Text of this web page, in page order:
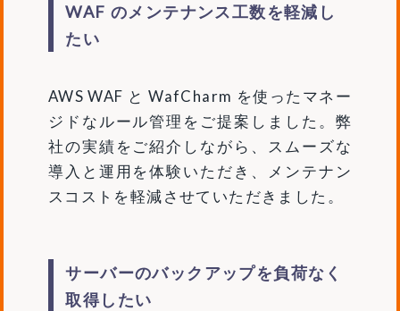
WAF のメンテナンス工数を軽減し
たい
AWS WAF と WafCharm を使ったマネー
ジドなルール管理をご提案しました。弊
社の実績をご紹介しながら、スムーズな
導入と運用を体験いただき、メンテナン
スコストを軽減させていただきました。
サーバーのバックアップを負荷なく
取得したい